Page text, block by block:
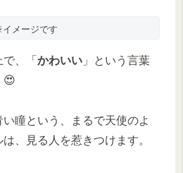
メージです
、「 かわいい 」という言葉
😍
瞳という、まるで天使のよ
、見る人を惹きつけます。